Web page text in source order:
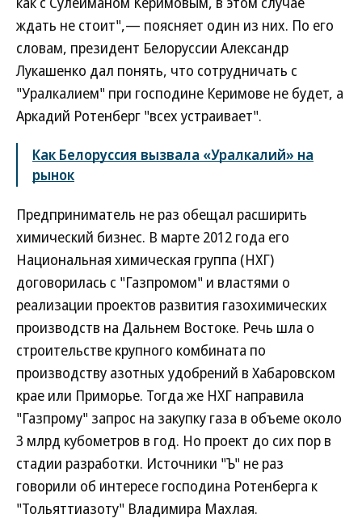
ждать не стоит",— поясняет один из них. По его
словам, президент Белоруссии Александр
Лукашенко дал понять, что сотрудничать с
"Уралкалием" при господине Керимове не будет, а
Аркадий Ротенберг "всех устраивает".
Как Белоруссия вызвала «Уралкалий» на
рынок
Предприниматель не раз обещал расширить
химический бизнес. В марте 2012 года его
Национальная химическая группа (НХГ)
договорилась с "Газпромом" и властями о
реализации проектов развития газохимических
производств на Дальнем Востоке. Речь шла о
строительстве крупного комбината по
производству азотных удобрений в Хабаровском
крае или Приморье. Тогда же НХГ направила
"Газпрому" запрос на закупку газа в объеме около
3 млрд кубометров в год. Но проект до сих пор в
стадии разработки. Источники "Ъ" не раз
говорили об интересе господина Ротенберга к
"Тольяттиазоту" Владимира Махлая.